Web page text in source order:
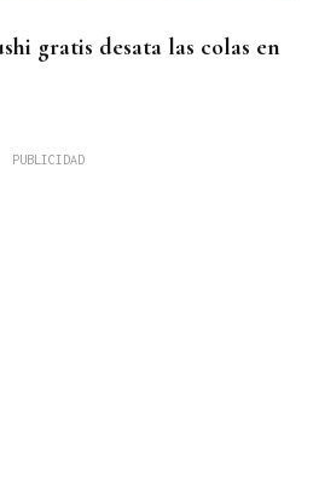
gratis desata las colas en